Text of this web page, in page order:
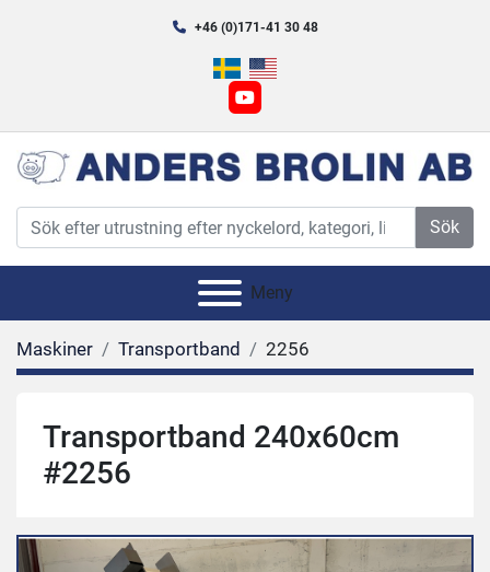
+46 (0)171-41 30 48
youtube
Sök
Meny
Maskiner Transportband 2256
Transportband 240x60cm
#2256